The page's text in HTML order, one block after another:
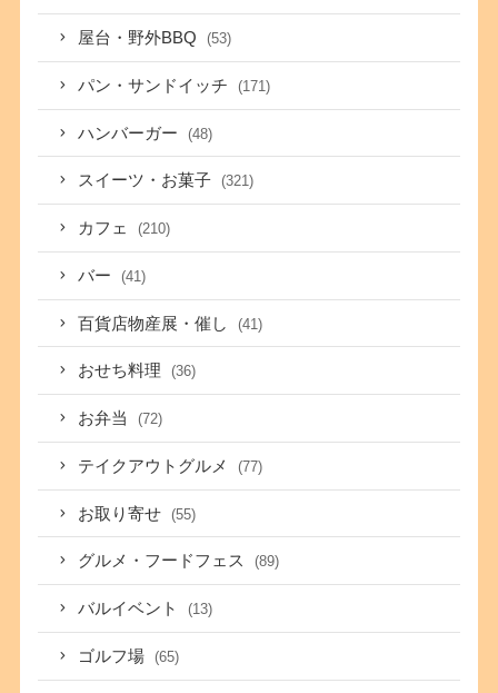
屋台・野外BBQ (53)
パン・サンドイッチ (171)
ハンバーガー (48)
スイーツ・お菓子 (321)
カフェ (210)
バー (41)
百貨店物産展・催し (41)
おせち料理 (36)
お弁当 (72)
テイクアウトグルメ (77)
お取り寄せ (55)
グルメ・フードフェス (89)
バルイベント (13)
ゴルフ場 (65)